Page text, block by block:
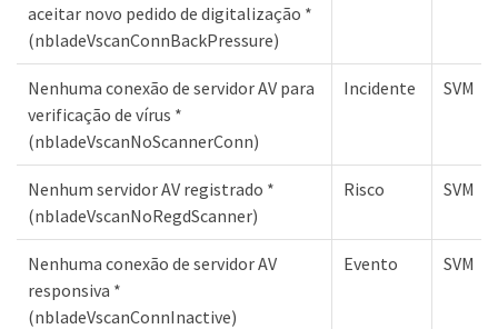
aceitar novo pedido de digitalização *
(nbladeVscanConnBackPressure)
Nenhuma conexão de servidor AV para
verificação de vírus *
(nbladeVscanNoScannerConn)
Incidente SVM
Nenhum servidor AV registrado *
(nbladeVscanNoRegdScanner)
Risco SVM
Nenhuma conexão de servidor AV
responsiva *
(nbladeVscanConnInactive)
Evento SVM